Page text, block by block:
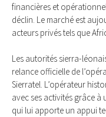
financières et
déclin. Le marché est
acteurs privés tels que
Les autorités sierra-
relance officielle de
Sierratel. L’opérateur
avec ses activités grâce
qui lui apporte un appui